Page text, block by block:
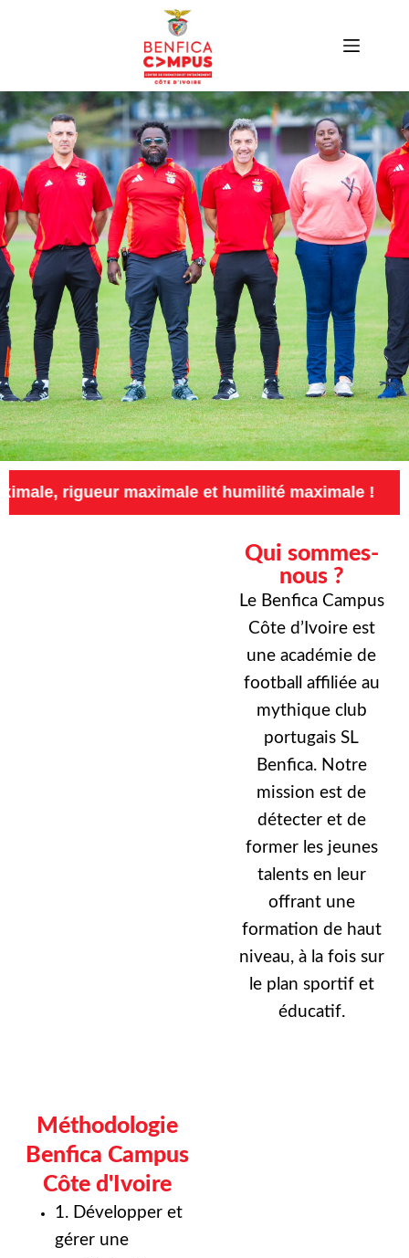
maximale et humilité maximale !
Qui sommes-
nous ?
Le Benfica Campus
Côte d’Ivoire est
une académie de
football affiliée au
mythique club
portugais SL
Benfica. Notre
mission est de
détecter et de
former les jeunes
talents en leur
offrant une
formation de haut
niveau, à la fois sur
le plan sportif et
éducatif.
Méthodologie
Benfica Campus
Côte d'Ivoire
1. Développer et
gérer une